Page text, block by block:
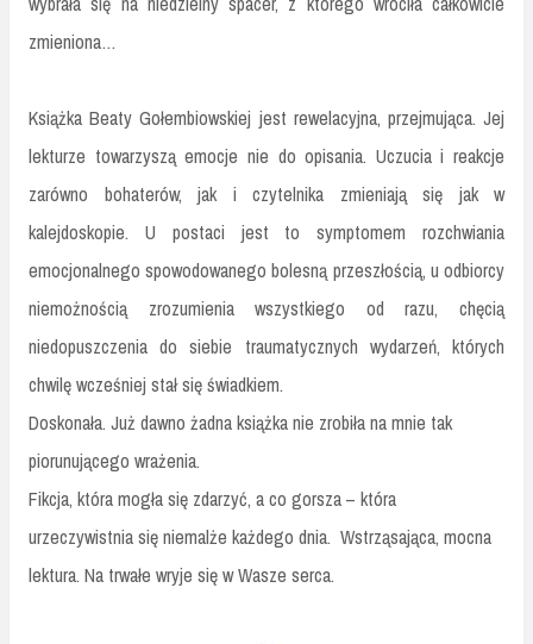
zmieniona…
Książka Beaty Gołembiowskiej jest rewelacyjna, przejmująca. Jej
lekturze towarzyszą emocje nie do opisania. Uczucia i reakcje
zarówno bohaterów, jak i czytelnika zmieniają się jak w
kalejdoskopie. U postaci jest to symptomem rozchwiania
emocjonalnego spowodowanego bolesną przeszłością, u odbiorcy
niemożnością zrozumienia wszystkiego od razu, chęcią
niedopuszczenia do siebie traumatycznych wydarzeń, których
chwilę wcześniej stał się świadkiem.
Doskonała. Już dawno żadna książka nie zrobiła na mnie tak
piorunującego wrażenia.
Fikcja, która mogła się zdarzyć, a co gorsza – która
urzeczywistnia się niemalże każdego dnia. Wstrząsająca, mocna
lektura. Na trwałe wryje się w Wasze serca.